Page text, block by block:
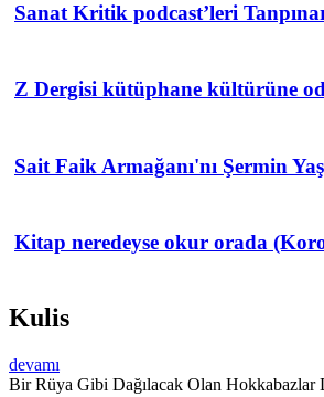
Sanat Kritik podcast’leri
Z Dergisi kütüphane kültürüne
Sait Faik Armağanı'nı Şermin
Kitap neredeyse okur orada
Kulis
devamı
Bir Rüya Gibi Dağılacak Olan Hokkabazlar